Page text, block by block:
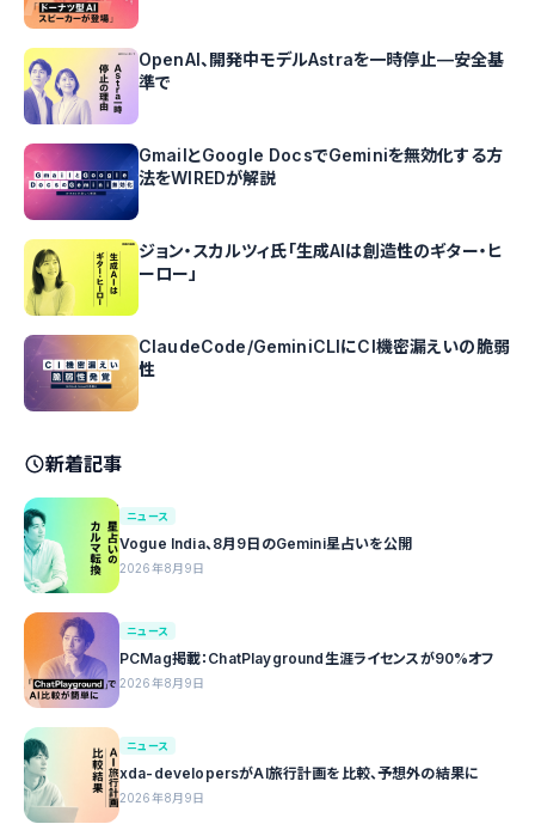
OpenAI、開発中モデルAstraを一時停止—安全基
準で
GmailとGoogle DocsでGeminiを無効化する方
法をWIREDが解説
ジョン・スカルツィ氏「生成AIは創造性のギター・ヒ
ーロー」
ClaudeCode/GeminiCLIにCI機密漏えいの脆弱
性
新着記事
ニュース
Vogue India、8月9日のGemini星占いを公開
2026年8月9日
ニュース
PCMag掲載：ChatPlayground生涯ライセンスが90%オフ
2026年8月9日
ニュース
xda-developersがAI旅行計画を比較、予想外の結果に
2026年8月9日